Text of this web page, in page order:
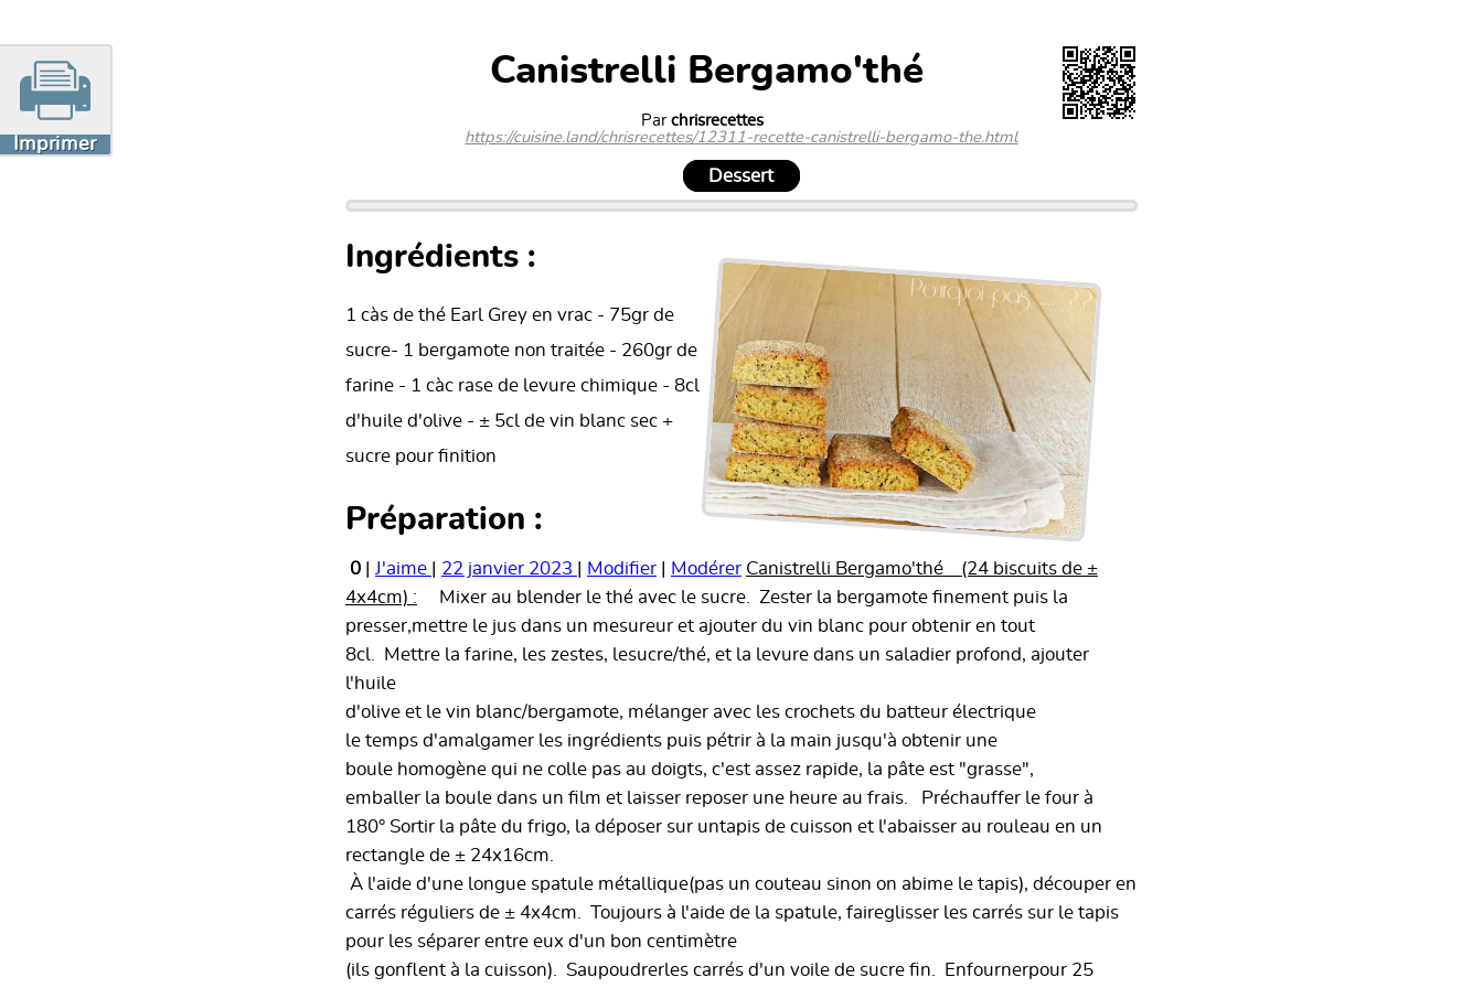
Imprimer
Canistrelli Bergamo'thé
Parchrisrecettes
https://cuisine.land/chrisrecettes/12311-recette-canistrelli-bergamo-the.html
Dessert
Ingrédients :
1 càs de thé Earl Grey en vrac - 75gr de
sucre- 1 bergamote non traitée - 260gr de
farine - 1 càc rase de levure chimique - 8cl
d'huile d'olive - ± 5cl de vin blanc sec +
sucre pour finition
Préparation :
0| J'aime | 22 janvier 2023 | Modifier| Modérer Canistrelli Bergamo'thé(24 biscuits de ±
4x4cm) : Mixer au blender le thé avec le sucre. Zester la bergamote finement puis la
presser,mettre le jus dans un mesureur et ajouter du vin blanc pour obtenir en tout
8cl. Mettre la farine, les zestes, lesucre/thé, et la levure dans un saladier profond, ajouter
l'huile
d'olive et le vin blanc/bergamote, mélanger avec les crochets du batteur électrique
le temps d'amalgamer les ingrédients puis pétrir à la main jusqu'à obtenir une
boule homogène qui ne colle pas au doigts, c'est assez rapide, la pâte est "grasse",
emballer la boule dans un film et laisser reposer une heure au frais. Préchauffer le four à
180° Sortir la pâte du frigo, la déposer sur untapis de cuisson et l'abaisser au rouleau en un
rectangle de ± 24x16cm.
À l'aide d'une longue spatule métallique(pas un couteau sinon on abime le tapis), découper en
carrés réguliers de ± 4x4cm. Toujours à l'aide de la spatule, faireglisser les carrés sur le tapis
pour les séparer entre eux d'un bon centimètre
(ils gonflent à la cuisson). Saupoudrerles carrés d'un voile de sucre fin. Enfournerpour 25